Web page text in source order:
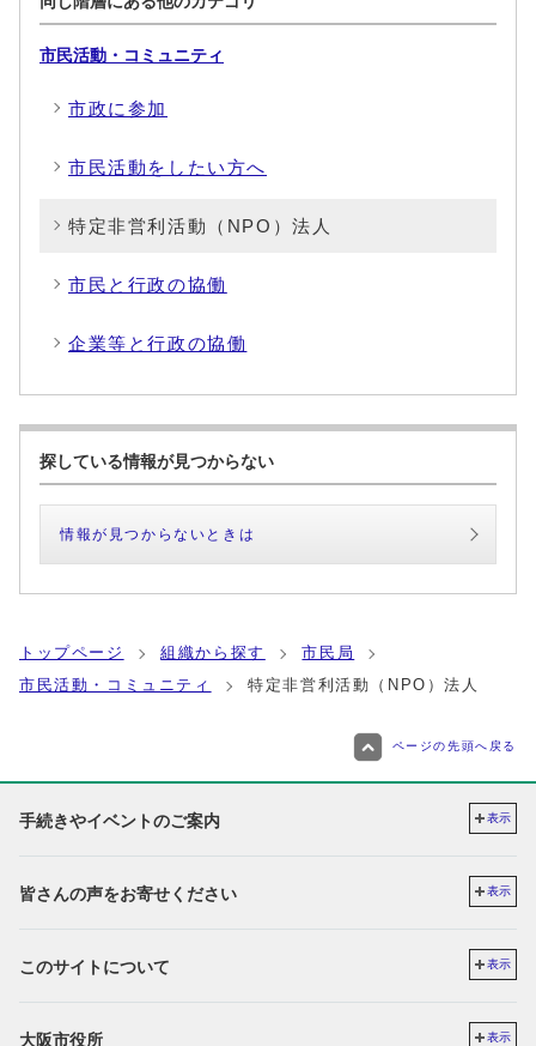
市民活動・コミュニティ
市政に参加
市民活動をしたい方へ
特定非営利活動（NPO）法人
市民と行政の協働
企業等と行政の協働
探している情報が見つからない
情報が見つからないときは
トップページ 組織から探す
市民局
市民活動・コミュニティ
特定非営利活動（NPO）法人
ページの先頭へ戻る
手続きやイベントのご案内 表示
皆さんの声をお寄せください 表示
このサイトについて 表示
大阪市役所 表示